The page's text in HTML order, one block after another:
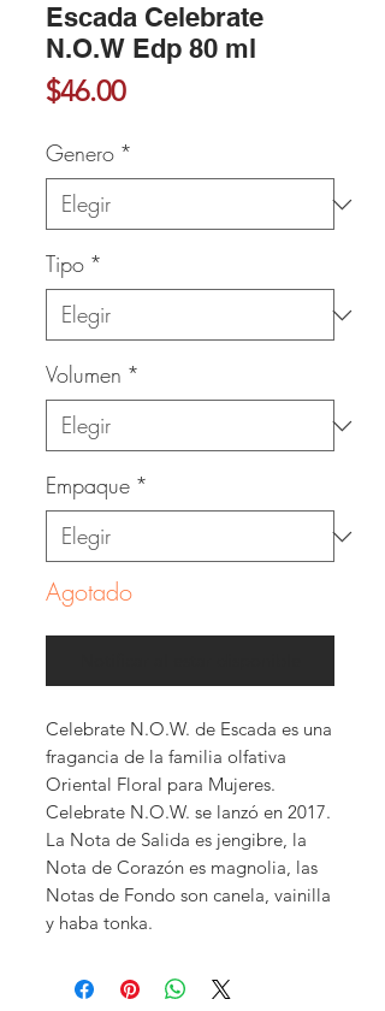
Escada Celebrate
N.O.W Edp 80 ml
$46.00Precio
Genero *
Tipo *
Volumen *
Empaque *
Agotado
Celebrate N.O.W. de Escada es una
fragancia de la familia olfativa
Oriental Floral para Mujeres.
Celebrate N.O.W. se lanzó en 2017.
La Nota de Salida es jengibre, la
Nota de Corazón es magnolia, las
Notas de Fondo son canela, vainilla
y haba tonka.